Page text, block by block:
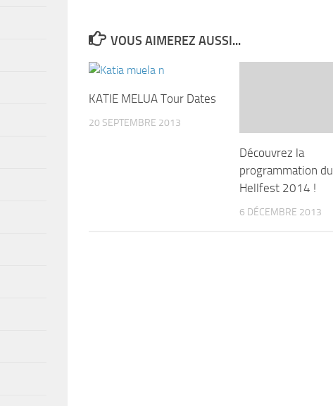
VOUS AIMEREZ AUSSI...
KATIE MELUA Tour Dates
20 SEPTEMBRE 2013
Découvrez la
programmation du
Hellfest 2014 !
6 DÉCEMBRE 2013